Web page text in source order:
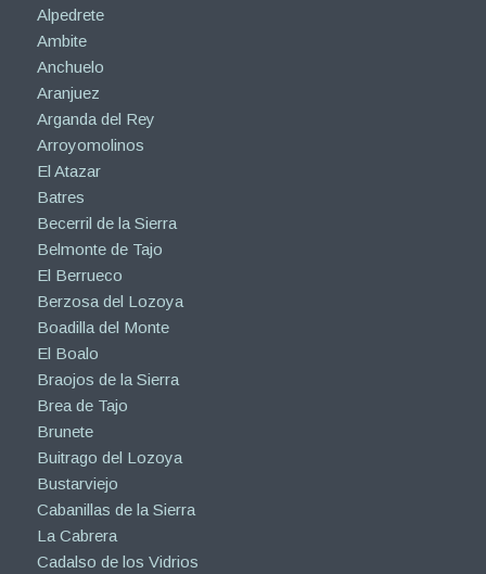
Alpedrete
Ambite
Anchuelo
Aranjuez
Arganda del Rey
Arroyomolinos
El Atazar
Batres
Becerril de la Sierra
Belmonte de Tajo
El Berrueco
Berzosa del Lozoya
Boadilla del Monte
El Boalo
Braojos de la Sierra
Brea de Tajo
Brunete
Buitrago del Lozoya
Bustarviejo
Cabanillas de la Sierra
La Cabrera
Cadalso de los Vidrios